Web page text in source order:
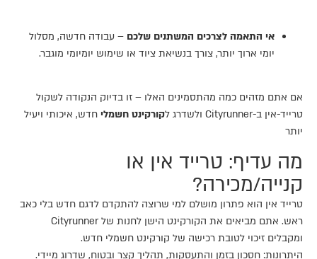
אי התאמה לצרכים המשתנים שלכם – עבודה חדשה, מסלול
יומי ארוך יותר, צורך בנשיאת ציוד או שימוש יומיומי מוגבר.
אם אתם מזהים כמה מהתסמינים האלו – זו בדיוק הנקודה לשקול
טרייד-אין ב-Cityrunner ולשדרג ל
קורקינט חשמלי חדש, איכותי ויעיל
יותר
קנייה/מכירה?​
טרייד אין הוא פתרון מושלם למי שרוצה להתקדם לדגם חדש בלי כאב
ראש. אתם מביאים את הקורקינט הישן לחנות של Cityrunner
ומקבלים זיכוי לטובת רכישה של קורקינט חשמלי חדש.
היתרונות: חסכון בזמן והתעסקות, תהליך קצר ובטוח, שדרוג מיידי.